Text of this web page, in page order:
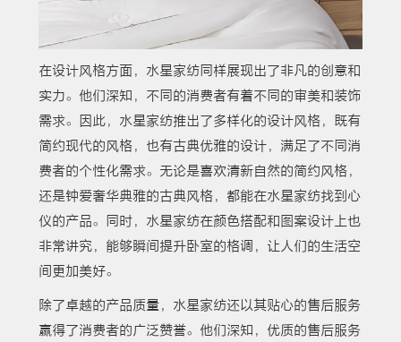
在设计风格方面，水星家纺同样展现出了非凡的创意和
实力。他们深知，不同的消费者有着不同的审美和装饰
需求。因此，水星家纺推出了多样化的设计风格，既有
简约现代的风格，也有古典优雅的设计，满足了不同消
费者的个性化需求。无论是喜欢清新自然的简约风格，
还是钟爱奢华典雅的古典风格，都能在水星家纺找到心
仪的产品。同时，水星家纺在颜色搭配和图案设计上也
非常讲究，能够瞬间提升卧室的格调，让人们的生活空
间更加美好。
除了卓越的产品质量，水星家纺还以其贴心的售后服务
赢得了消费者的广泛赞誉。他们深知，优质的售后服务